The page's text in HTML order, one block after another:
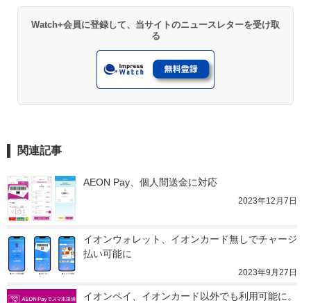
Watch+会員に登録して、当サイトのニュースレターを受け取
る
関連記事
AEON Pay、個人間送金に対応
2023年12月7日
イオンウォレット、イオンカード無しでチャージ
払い可能に
2023年9月27日
イオンペイ、イオンカード以外でも利用可能に。